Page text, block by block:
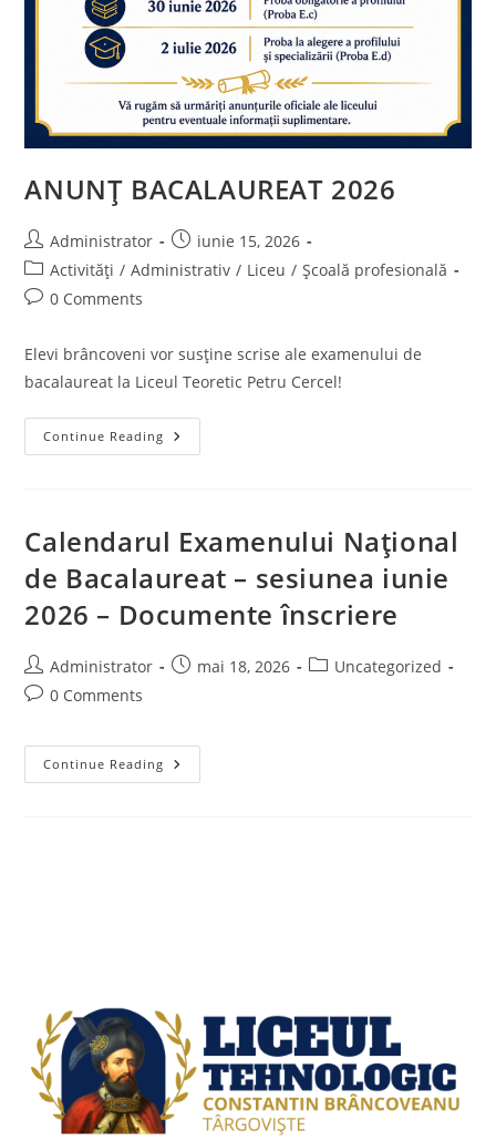
ANUNȚ BACALAUREAT 2026
Post
author:
Administrator
Post
published:
iunie 15, 2026
Post
category:
Activități / Administrativ / Liceu / Școală profesională
Post0 Comments
Elevi brâncoveni vor susține scrise ale examenului de
bacalaureat la Liceul Teoretic Petru Cercel!
Continue Reading ANUNȚ
BACALAUREAT
Calendarul Examenului Național
de Bacalaureat – sesiunea iunie
2026 – Documente înscriere
Post
author:
Administrator
Postmai 18, 2026
PostUncategorized
Post0 Comments
Continue Reading Calendarul
Examenului